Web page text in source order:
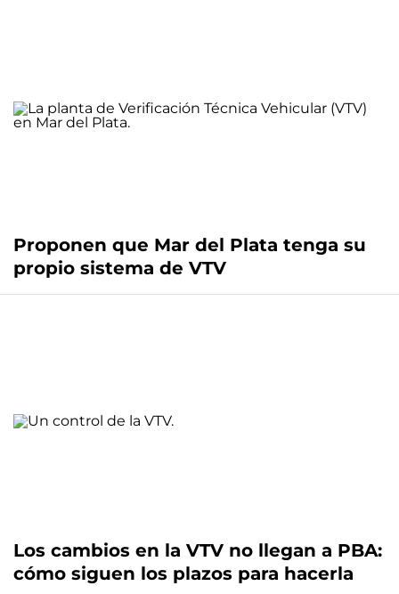
Proponen que Mar del Plata tenga su
propio sistema de VTV
Los cambios en la VTV no llegan a PBA:
cómo siguen los plazos para hacerla